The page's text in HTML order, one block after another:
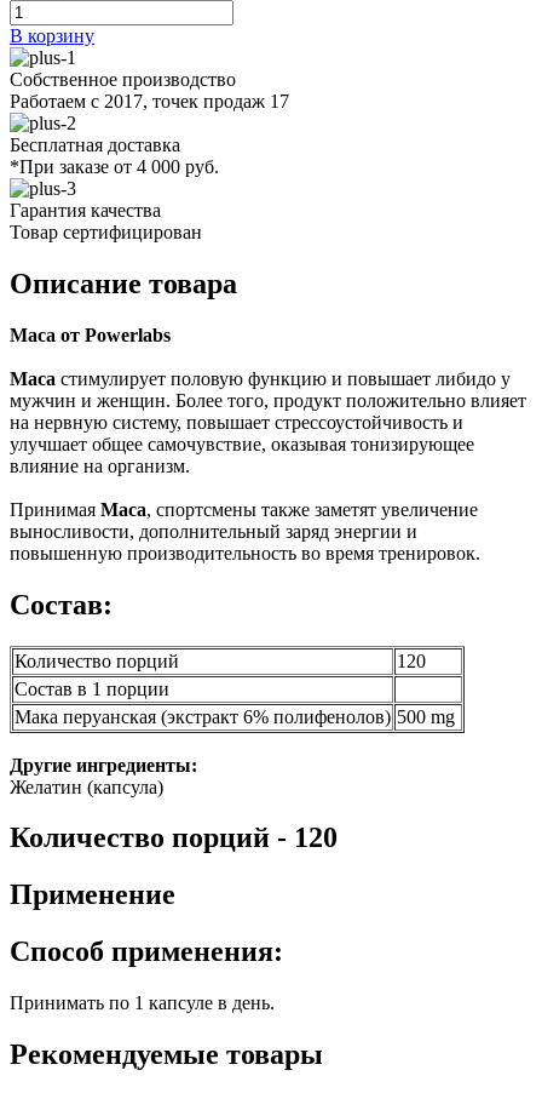
В корзину
Собственное производство
Работаем с 2017, точек продаж 17
Бесплатная доставка
*При заказе от 4 000 руб.
Гарантия качества
Товар сертифицирован
Описание товара
Maca от Powerlabs
Маcа стимулирует половую функцию и повышает либидо у
мужчин и женщин. Более того, продукт положительно влияет
на нервную систему, повышает стрессоустойчивость и
улучшает общее самочувствие, оказывая тонизирующее
влияние на организм.
Принимая Маcа, спортсмены также заметят увеличение
выносливости, дополнительный заряд энергии и
повышенную производительность во время тренировок.
Состав:
Количество порций
120
Состав в 1 порции
Мака перуанская (экстракт 6% полифенолов) 500 mg
Другие ингредиенты:
Желатин (капсула)
Количество порций - 120
Применение
Способ применения:
Принимать по 1 капсуле в день.
Рекомендуемые товары